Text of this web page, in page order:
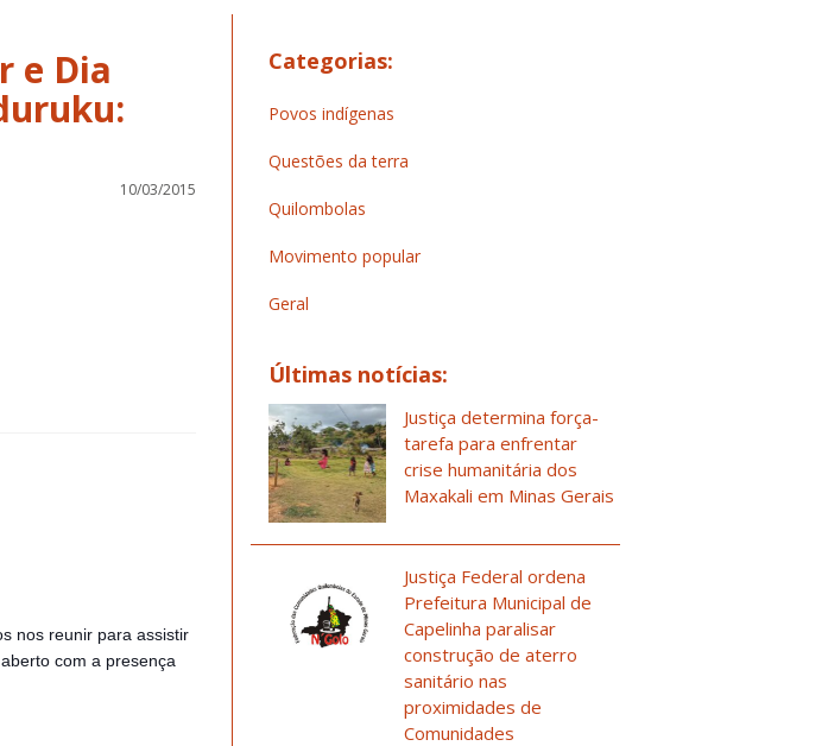
e Dia
10/03/2015
nos reunir para assistir
com a presença
Categorias:
Povos indígenas
Questões da terra
Quilombolas
Movimento popular
Geral
Últimas notícias:
Justiça determina força-
tarefa para enfrentar
crise humanitária dos
Maxakali em Minas Gerais
Justiça Federal ordena
Prefeitura Municipal de
Capelinha paralisar
construção de aterro
sanitário nas
proximidades de
Comunidades